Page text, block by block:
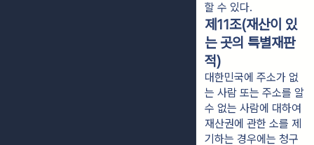
할 수 있다.
제11조(재산이 있
는 곳의 특별재판
적)
대한민국에 주소가 없
는 사람 또는 주소를 알
수 없는 사람에 대하여
재산권에 관한 소를 제
기하는 경우에는 청구